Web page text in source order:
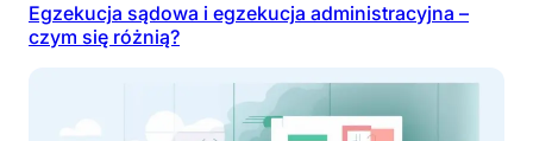
Egzekucja sądowa i egzekucja administracyjna –
czym się różnią?